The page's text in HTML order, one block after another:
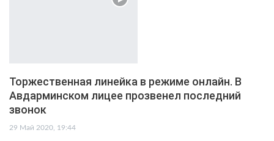
Торжественная линейка в режиме онлайн. В
Авдарминском лицее прозвенел последний
звонок
29 Май 2020, 19:44